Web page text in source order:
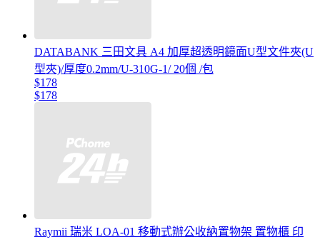
DATABANK 三田文具 A4 加厚超透明鏡面U型文件夾(U
型夾)/厚度0.2mm/U-310G-1/ 20個 /包
$178
$178
Raymii 瑞米 LOA-01 移動式辦公收納置物架 置物櫃 印